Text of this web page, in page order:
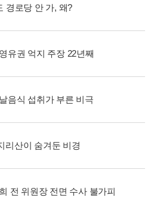
경로당 안 가, 왜?
유권 억지 주장 22년째
음식 섭취가 부른 비극
리산이 숨겨둔 비경
전 위원장 전면 수사 불가피